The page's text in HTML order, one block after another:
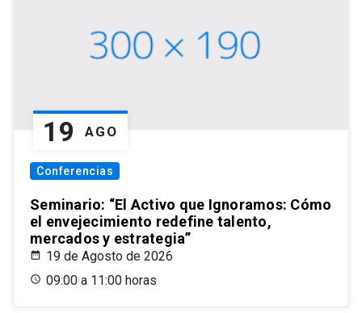
19 AGO
Conferencias
Seminario: “El Activo que Ignoramos: Cómo
el envejecimiento redefine talento,
mercados y estrategia”
19 de Agosto de 2026
09:00 a 11:00 horas